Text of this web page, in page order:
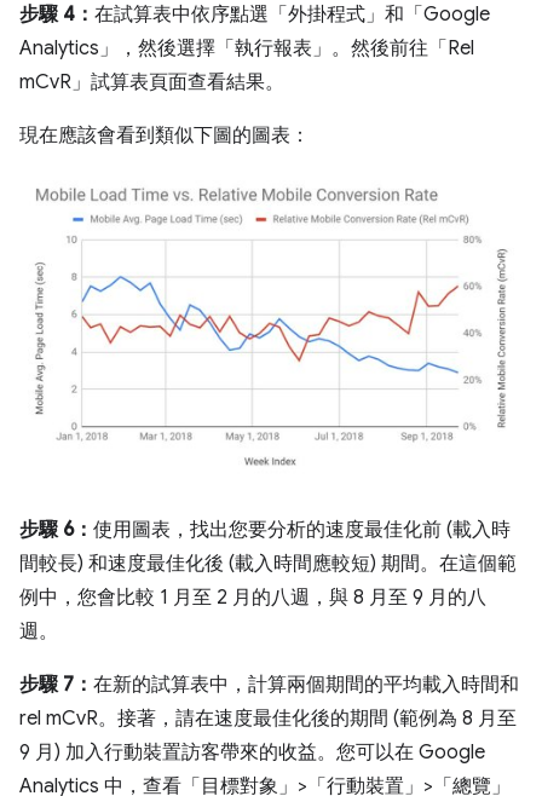
步驟 4： 在試算表中依序點選「外掛程式」 和「Google
Analytics」
，然後選擇「執行報表」 。然後前往「Rel
mCvR」試算表頁面查看結果。
現在應該會看到類似下圖的圖表：
步驟 6： 使用圖表，找出您要分析的速度最佳化前 (載入時
間較長) 和速度最佳化後 (載入時間應較短) 期間。在這個範
例中，您會比較 1 月至 2 月的八週，與 8 月至 9 月的八
週。
步驟 7： 在新的試算表中，計算兩個期間的平均載入時間和
rel mCvR。接著，請在速度最佳化後的期間 (範例為 8 月至
9 月) 加入行動裝置訪客帶來的收益。您可以在 Google
Analytics 中，查看「目標對象」>「行動裝置」>「總覽」